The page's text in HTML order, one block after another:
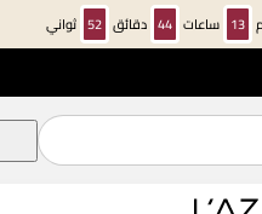
13 ساعات 44 دقائق 52 ثواني